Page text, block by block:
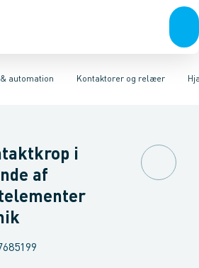
automation
& lampeudtagForgreningsmateriel
Kontaktorer og relæer
Frekvensomformere og softstartere
Motorstart kombination
i
af